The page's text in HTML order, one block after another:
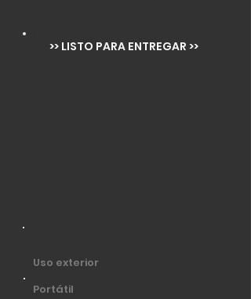
>> LISTO PARA ENTREGAR >>
Uso exterior
Portátil